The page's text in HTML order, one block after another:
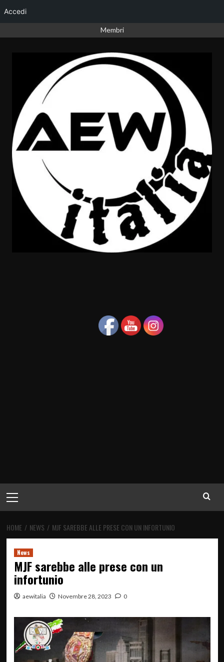
Accedi
Membri
principale
HOME NEWS MJF SAREBBE ALLE PRESE CON UN INFORTUNIO
News
MJF sarebbe alle prese con un
infortunio
aewitalia Novembre 28, 2023 0